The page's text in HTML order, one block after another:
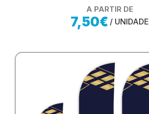
A PARTIR DE
7,50€ / UNIDADE